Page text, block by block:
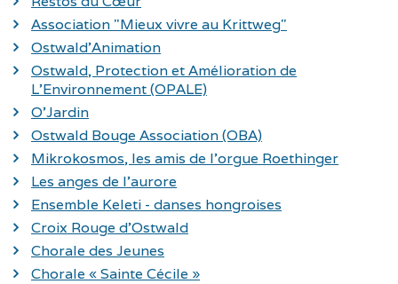
Association "Mieux vivre au Krittweg"
Ostwald'Animation
Ostwald, Protection et Amélioration de
L'Environnement (OPALE)
O'Jardin
Ostwald Bouge Association (OBA)
Mikrokosmos, les amis de l'orgue Roethinger
Les anges de l'aurore
Ensemble Keleti - danses hongroises
Croix Rouge d'Ostwald
Chorale des Jeunes
Chorale « Sainte Cécile »